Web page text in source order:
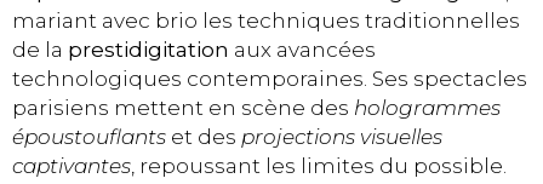
mariant avec brio les techniques traditionnelles
de la prestidigitation aux avancées
technologiques contemporaines. Ses spectacles
parisiens mettent en scène des hologrammes
époustouflants et des projections visuelles
captivantes , repoussant les limites du possible.